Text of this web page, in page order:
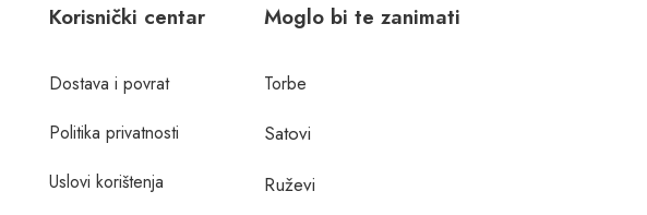
Korisnički centar
Dostava i povrat
Politika privatnosti
Uslovi korištenja
Moglo bi te zanimati
Torbe
Satovi
Ruževi